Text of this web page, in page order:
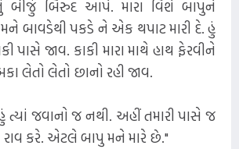
બિરુદ આપે. મારા વિશે બાપુને
મને બાવડેથી પકડે ને એક થપાટ મારી દે. હું
પાસે જાવ. કાકી મારા માથે હાથ ફેરવીને
લેતો લેતો છાનો રહી જાવ.
ત્યાં જવાનો જ નથી. અહીં તમારી પાસે જ
કરે. એટલે બાપુ મને મારે છે."